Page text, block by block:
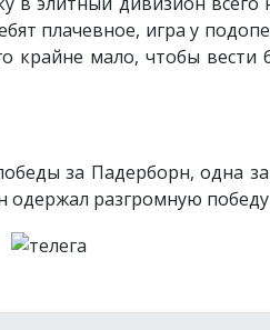
плачевное, игра у
крайне мало, чтобы вести
за Падерборн, одна
разгромную победу